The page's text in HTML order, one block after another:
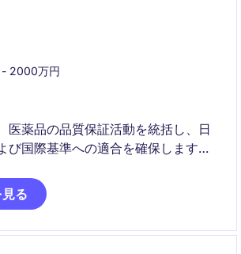
- 2000万円
医薬品の品質保証活動を統括し、日
び国際基準への適合を確保します。
ステークホルダーとの連携を担いま
る